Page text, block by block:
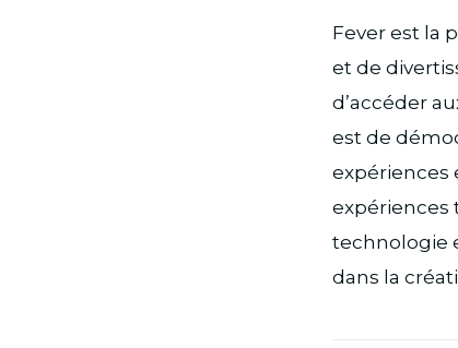
Fever est la
et de
d’accéder
est de
expériences
expériences
technologie
dans la